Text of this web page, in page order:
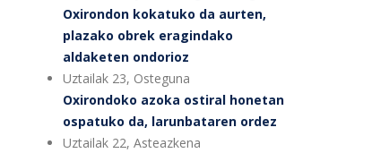
Oxirondon kokatuko da aurten,
plazako obrek eragindako
aldaketen ondorioz
Uztailak 23, Osteguna
Oxirondoko azoka ostiral honetan
ospatuko da, larunbataren ordez
Uztailak 22, Asteazkena